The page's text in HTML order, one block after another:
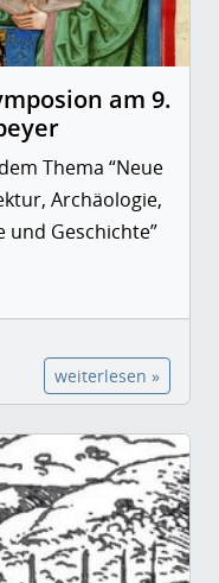
am 9.
Thema “Neue
Archäologie,
und Geschichte”
weiterlesen »